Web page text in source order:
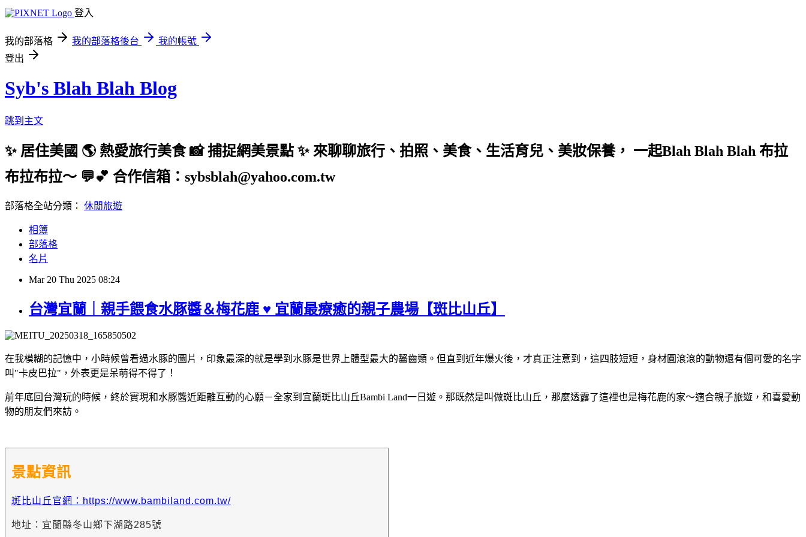
登入
我的部落格 我的部落格後台
我的帳號
登出
Syb's Blah Blah Blog
跳到主文
✨ 居住美國 🌎 熱愛旅行美食 📸 捕捉網美景點 ✨ 來聊聊旅行、拍照、美食、生活育兒、美妝保養， 一起Blah Blah Blah 布拉
布拉布拉～ 💬💕 合作信箱：sybsblah@yahoo.com.tw
部落格全站分類： 休閒旅遊
相簿
部落格
名片
Mar 20 Thu 2025 08:24
台灣宜蘭｜親手餵食水豚醬＆梅花鹿 ♥ 宜蘭最療癒的親子農場【斑比山丘】
在我模糊的記憶中，小時候曾看過水豚的圖片，印象最深的就是學到水豚是世界上體型最大的齧齒類。但直到近年爆火後，才真正注意到，這四肢短短，身材圓滾滾的動物還有個可愛的名字
叫"卡皮巴拉"，外表更是呆萌得不得了！
前年底回台灣玩的時候，終於實現和水豚醬近距離互動的心願－全家到宜蘭斑比山丘Bambi Land一日遊。那既然是叫做斑比山丘，那麼透露了這裡也是梅花鹿的家～適合親子旅遊，和喜愛動
物的朋友們來訪。
景點資訊
斑比山丘官網：https://www.bambiland.com.tw/
地址：宜蘭縣冬山鄉下湖路285號